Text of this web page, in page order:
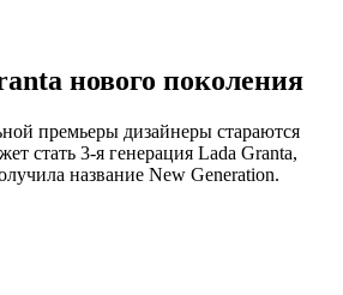
нового поколения
премьеры дизайнеры стараются
стать 3-я генерация Lada Granta,
название New Generation.